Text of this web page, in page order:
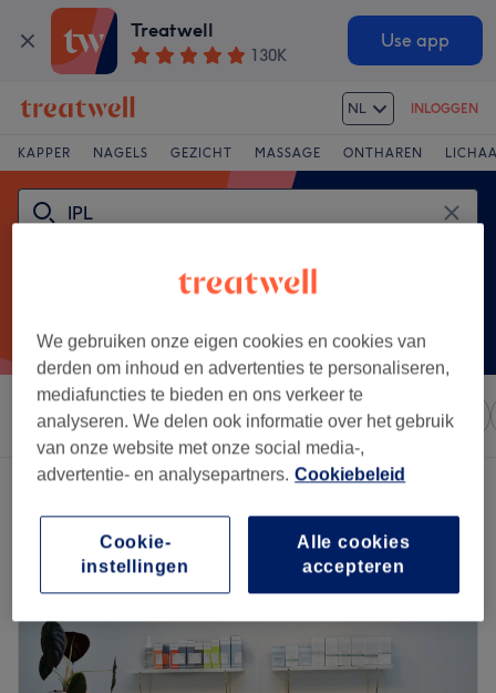
Treatwell
130K
Use app
NL INLOGGEN
KAPPER NAGELS GEZICHT MASSAGE ONTHAREN
Sorteer op Elke prijs Salons Expresaanbiedingen
Een salon met:ipl in Molukkenbuurt, Haarlem
We gebruiken onze eigen cookies en cookies van
derden om inhoud en advertenties te personaliseren,
mediafuncties te bieden en ons verkeer te
analyseren. We delen ook informatie over het gebruik
van onze website met onze social media-,
advertentie- en analysepartners. Cookiebeleid
Alle cookies
accepteren
Cookie-
instellingen